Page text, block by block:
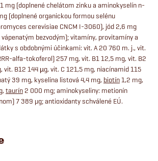
mg (doplnené chelátom zinku a aminokyselín n-
(doplnené organickou formou selénu
cerevisiae CNCM I-3060), jód 2,6 mg
bezvodým); vitamíny, provitamíny a
s obdobnými účinkami: vit. A 20 760 m. j., vit.
alfa-tokoferol) 257 mg, vit. B1 12,5 mg, vit. B2
vit. B12 144 µg, vit. C 121,5 mg, niacínamid 115
39 mg, kyselina listová 4,4 mg, biotín1,2 mg,
taurín 2 000 mg; aminokyseliny: metionín
7 389 μg; antioxidanty schválené EÚ.